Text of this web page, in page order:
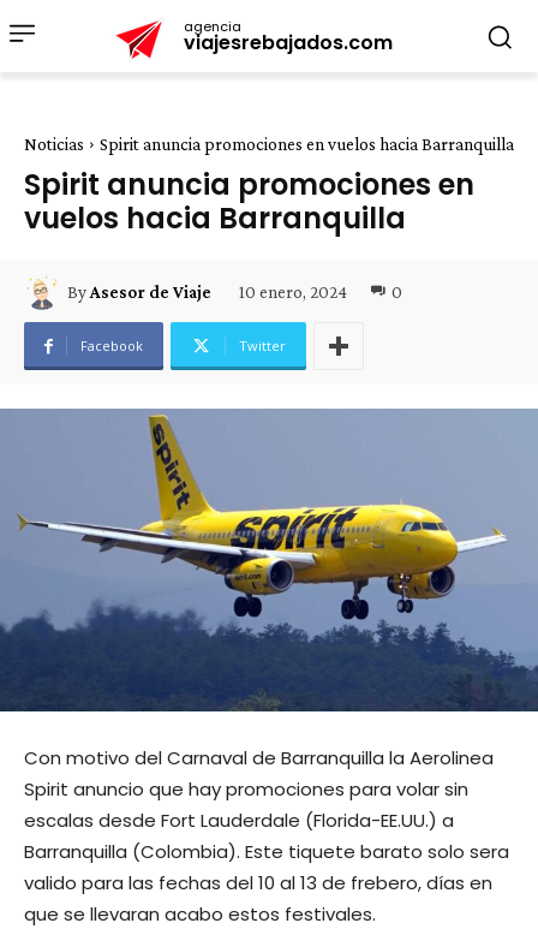
agencia
viajesrebajados.com
Noticias Spirit anuncia promociones en vuelos hacia Barranquilla
Spirit anuncia promociones en
vuelos hacia Barranquilla
ByAsesor de Viaje 10 enero, 2024 0
Facebook Twitter
Con motivo del Carnaval de Barranquilla la Aerolinea
Spirit anuncio que hay promociones para volar sin
escalas desde Fort Lauderdale (Florida-EE.UU.) a
Barranquilla (Colombia). Este tiquete barato solo sera
valido para las fechas del 10 al 13 de frebero, días en
que se llevaran acabo estos festivales.